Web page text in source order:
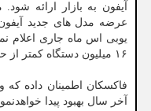
آیفون به بازار ارائه
عرضه مدل های جدید آیفون
۱۶ میلیون دستگاه کمتر از حد انتظار باشد.
فاکسکان اطمینان داده
آخر سال بهبود پیدا